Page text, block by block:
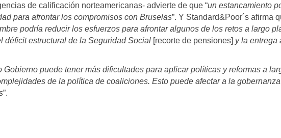
de calificación norteamericanas- advierte de que “un estancamiento
para afrontar los compromisos con Bruselas”. Y Standard&Poor´s afirma
podría reducir los esfuerzos para afrontar algunos de los retos a largo
déficit estructural de la Seguridad Social [recorte de pensiones] y la entrega
Gobierno puede tener más dificultades para aplicar políticas y reformas a
de la política de coaliciones. Esto puede afectar a la
”.